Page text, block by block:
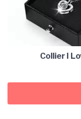
Collier I